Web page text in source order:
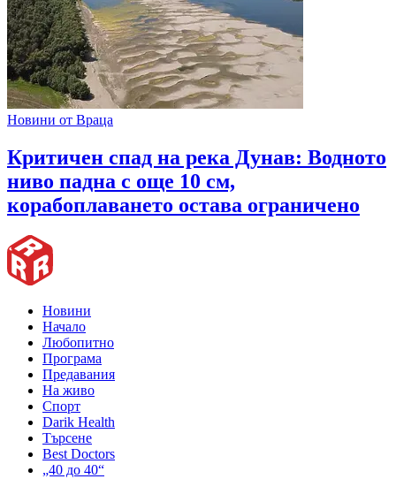
Новини от Враца
Критичен спад на река Дунав: Водното
ниво падна с още 10 см,
корабоплаването остава ограничено
Новини
Начало
Любопитно
Програма
Предавания
На живо
Спорт
Darik Health
Търсене
Best Doctors
„40 до 40“